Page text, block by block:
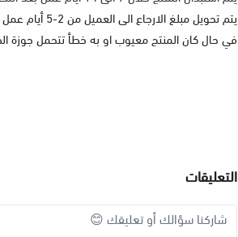
يتم تحويل مبلغ الارجاع الى العميل من 2-5 أيام عمل بعد استلام المرتجع من العميل
في حال كان المنتج معيوب او به خطأ تتحمل جوزة
التعليقات